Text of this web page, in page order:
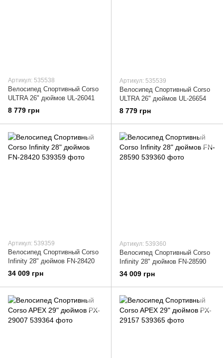
Артикул: 535538
Велосипед Спортивный Corso
ULTRA 26" дюймов UL-26041
8 779 грн
Артикул: 535539
Велосипед Спортивный Corso
ULTRA 26" дюймов UL-26654
8 779 грн
Артикул: 539359
Велосипед Спортивный Corso
Infinity 28" дюймов FN-28420
34 009 грн
Артикул: 539360
Велосипед Спортивный Corso
Infinity 28" дюймов FN-28590
34 009 грн